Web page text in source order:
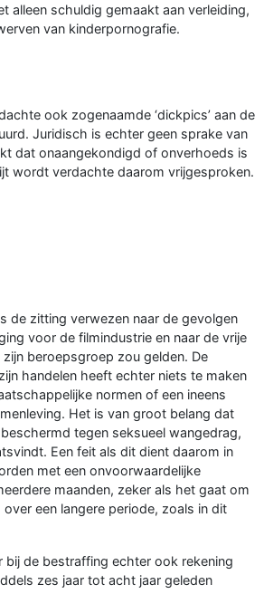
alleen schuldig gemaakt aan verleiding,
van kinderpornografie.
ook zogenaamde ‘dickpics’ aan de
Juridisch is echter geen sprake van
dat onaangekondigd of onverhoeds is
wordt verdachte daarom vrijgesproken.
de zitting verwezen naar de gevolgen
voor de filmindustrie en naar de vrije
beroepsgroep zou gelden. De
handelen heeft echter niets te maken
normen of een ineens
Het is van groot belang dat
tegen seksueel wangedrag,
Een feit als dit dient daarom in
met een onvoorwaardelijke
maanden, zeker als het gaat om
een langere periode, zoals in dit
bij de bestraffing echter ook rekening
zes jaar tot acht jaar geleden